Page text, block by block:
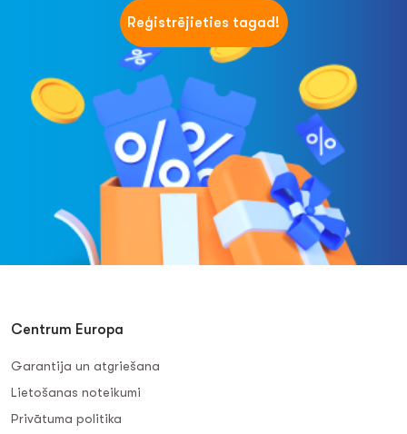
Reģistrējieties tagad!
Centrum Europa
Garantija un atgriešana
Lietošanas noteikumi
Privātuma politika